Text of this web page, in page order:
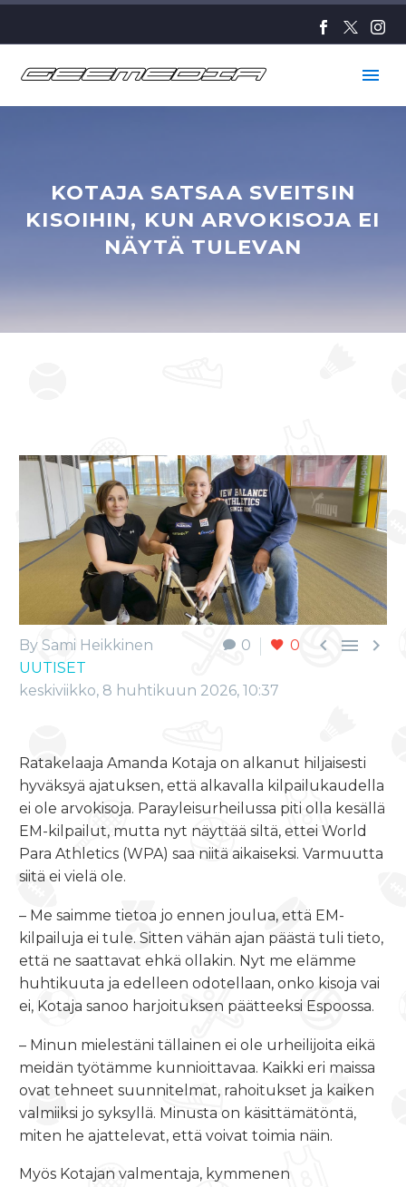
KOTAJA SATSAA SVEITSIN
KISOIHIN, KUN ARVOKISOJA EI
NÄYTÄ TULEVAN
0 0   
By Sami Heikkinen
UUTISET
keskiviikko, 8 huhtikuun 2026, 10:37
Ratakelaaja Amanda Kotaja on alkanut hiljaisesti
hyväksyä ajatuksen, että alkavalla kilpailukaudella
ei ole arvokisoja. Parayleisurheilussa piti olla kesällä
EM-kilpailut, mutta nyt näyttää siltä, ettei World
Para Athletics (WPA) saa niitä aikaiseksi. Varmuutta
siitä ei vielä ole.
– Me saimme tietoa jo ennen joulua, että EM-
kilpailuja ei tule. Sitten vähän ajan päästä tuli tieto,
että ne saattavat ehkä ollakin. Nyt me elämme
huhtikuuta ja edelleen odotellaan, onko kisoja vai
ei, Kotaja sanoo harjoituksen päätteeksi Espoossa.
– Minun mielestäni tällainen ei ole urheilijoita eikä
meidän työtämme kunnioittavaa. Kaikki eri maissa
ovat tehneet suunnitelmat, rahoitukset ja kaiken
valmiiksi jo syksyllä. Minusta on käsittämätöntä,
miten he ajattelevat, että voivat toimia näin.
Myös Kotajan valmentaja, kymmenen